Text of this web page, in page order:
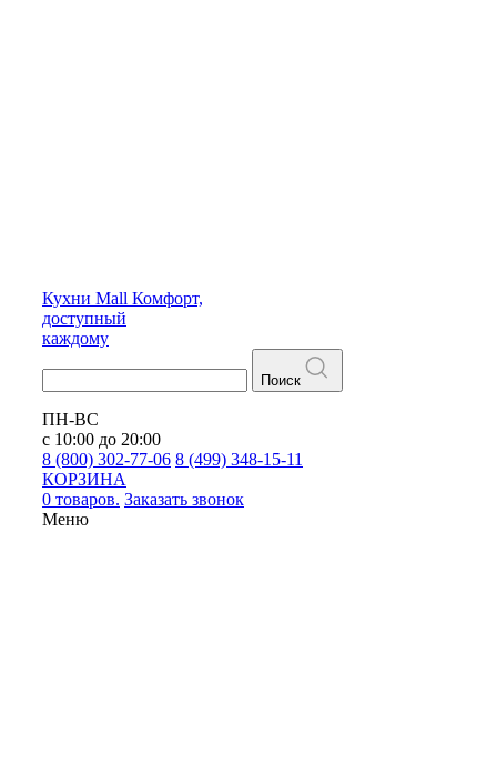
Кухни Mall Комфорт,
доступный
каждому
Поиск
ПН-ВС
с 10:00 до 20:00
8 (800) 302-77-06 8 (499) 348-15-11
КОРЗИНА
0 товаров. Заказать звонок
Меню